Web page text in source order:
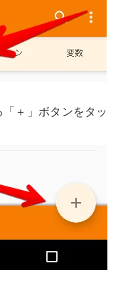
「＋」ボタンをタッ